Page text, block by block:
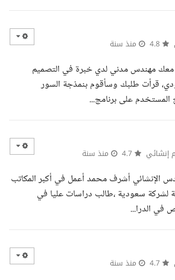
منذ سنة
معك مهندس مدني لدي خبرة في التصميم
قرأت طلبك وسأقوم بنمذجة السور
على برنامج...
منذ سنة
الإنشائي أشرف محمد أعمل في أكبر المكاتب
لشركة سعودية ،طالب دراسات عليا في
في الدرا...
منذ سنة